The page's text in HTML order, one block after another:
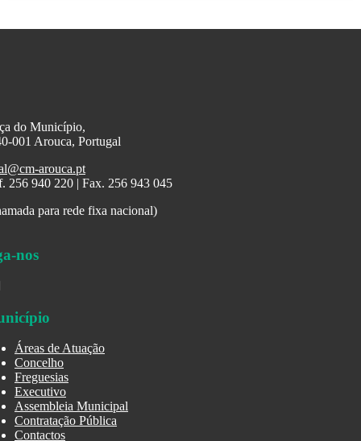
do Município,
001 Arouca, Portugal
arouca.pt
256 940 220 | Fax. 256 943 045
para rede fixa nacional)
nos
Áreas de Atuação
Concelho
Freguesias
Executivo
Assembleia Municipal
Contratação Pública
Contactos